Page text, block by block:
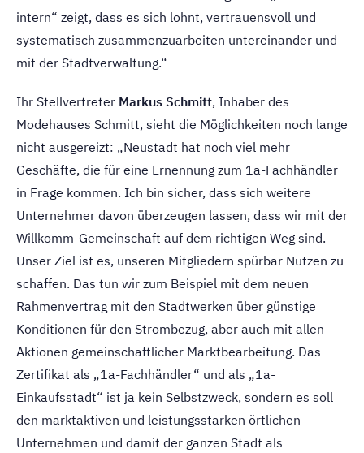
intern“ zeigt, dass es sich lohnt, vertrauensvoll und
systematisch zusammenzuarbeiten untereinander und
mit der Stadtverwaltung.“
Ihr Stellvertreter Markus Schmitt, Inhaber des
Modehauses Schmitt, sieht die Möglichkeiten noch lange
nicht ausgereizt: „Neustadt hat noch viel mehr
Geschäfte, die für eine Ernennung zum 1a-Fachhändler
in Frage kommen. Ich bin sicher, dass sich weitere
Unternehmer davon überzeugen lassen, dass wir mit der
Willkomm-Gemeinschaft auf dem richtigen Weg sind.
Unser Ziel ist es, unseren Mitgliedern spürbar Nutzen zu
schaffen. Das tun wir zum Beispiel mit dem neuen
Rahmenvertrag mit den Stadtwerken über günstige
Konditionen für den Strombezug, aber auch mit allen
Aktionen gemeinschaftlicher Marktbearbeitung. Das
Zertifikat als „1a-Fachhändler“ und als „1a-
Einkaufsstadt“ ist ja kein Selbstzweck, sondern es soll
den marktaktiven und leistungsstarken örtlichen
Unternehmen und damit der ganzen Stadt als